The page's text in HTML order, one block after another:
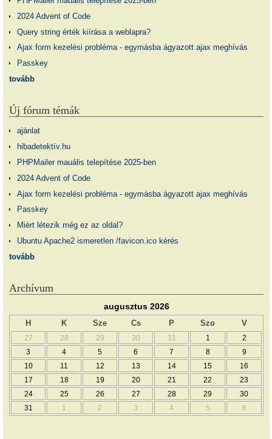
2024 Advent of Code
Query string érték kiírása a weblapra?
Ajax form kezelési probléma - egymásba ágyazott ajax meghívás
Passkey
tovább
Új fórum témák
ajánlat
hibadetektív.hu
PHPMailer mauális telepítése 2025-ben
2024 Advent of Code
Ajax form kezelési probléma - egymásba ágyazott ajax meghívás
Passkey
Miért létezik még ez az oldal?
Ubuntu Apache2 ismeretlen /favicon.ico kérés
tovább
Archívum
augusztus 2026
H K Sze Cs P Szo V
27 28 29 30 31 1
2
3
4 5 6 7 8
9
10
11 12 13 14 15
16
17
18 19 20 21 22
23
24
25 26 27 28 29
30
31
1 2 3 4 5 6